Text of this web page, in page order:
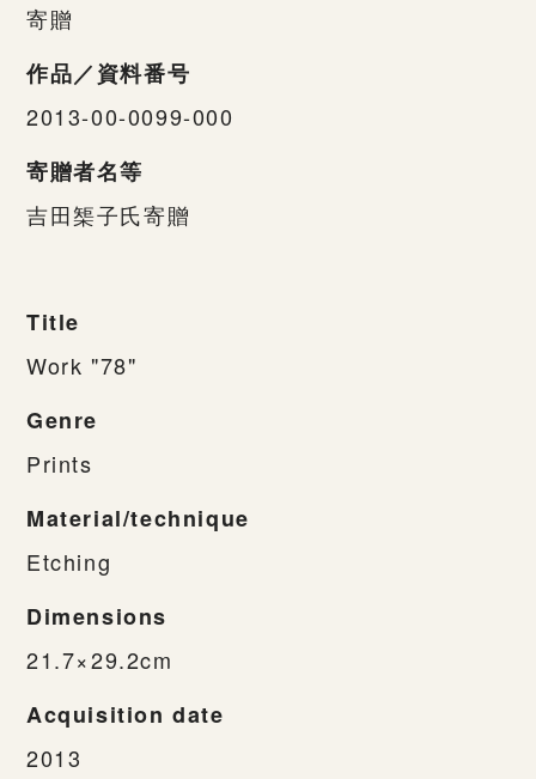
寄贈
作品／資料番号
2013-00-0099-000
寄贈者名等
吉田榘子氏寄贈
Title
Work "78"
Genre
Prints
Material/technique
Etching
Dimensions
21.7×29.2cm
Acquisition date
2013